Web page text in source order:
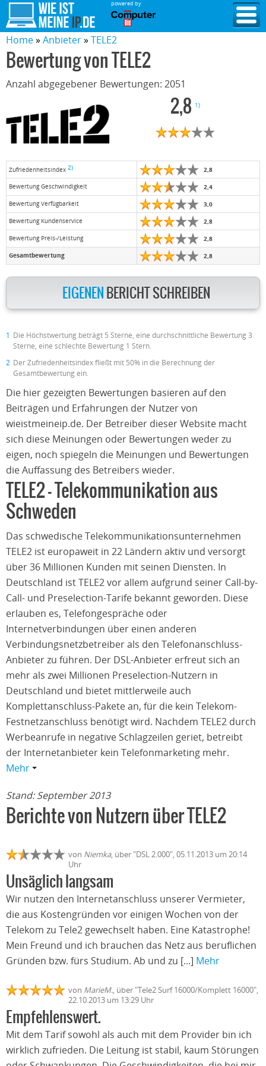
powered by
Home Anbieter TELE2
Bewertung vonTELE2
Anzahl abgegebener Bewertungen: 2051
2,8 1)
Zufriedenheitsindex 2) 2,8
Bewertung Geschwindigkeit 2,4
Bewertung Verfügbarkeit 3,0
Bewertung Kundenservice 2,8
Bewertung Preis-/Leistung 2,8
Gesamtbewertung 2,8
EIGENEN BERICHT SCHREIBEN
1 Die Höchstwertung beträgt 5 Sterne, eine durchschnittliche Bewertung 3
Sterne, eine schlechte Bewertung 1 Stern.
2 Der Zufriedenheitsindex fließt mit 50% in die Berechnung der
Gesamtbewertung ein.
Die hier gezeigten Bewertungen basieren auf den
Beiträgen und Erfahrungen der Nutzer von
wieistmeineip.de. Der Betreiber dieser Website macht
sich diese Meinungen oder Bewertungen weder zu
eigen, noch spiegeln die Meinungen und Bewertungen
die Auffassung des Betreibers wieder.
TELE2 – Telekommunikation aus
Schweden
Das schwedische Telekommunikationsunternehmen
TELE2 ist europaweit in 22 Ländern aktiv und versorgt
über 36 Millionen Kunden mit seinen Diensten. In
Deutschland ist TELE2 vor allem aufgrund seiner Call-by-
Call- und Preselection-Tarife bekannt geworden. Diese
erlauben es, Telefongespräche oder
Internetverbindungen über einen anderen
Verbindungsnetzbetreiber als den Telefonanschluss-
Anbieter zu führen. Der DSL-Anbieter erfreut sich an
mehr als zwei Millionen Preselection-Nutzern in
Deutschland und bietet mittlerweile auch
Komplettanschluss-Pakete an, für die kein Telekom-
Festnetzanschluss benötigt wird. Nachdem TELE2 durch
Werbeanrufe in negative Schlagzeilen geriet, betreibt
der Internetanbieter kein Telefonmarketing mehr.
Mehr
Stand: September 2013
Berichte von Nutzern über TELE2
von Niemka, über "DSL 2.000", 05.11.2013 um 20:14
Uhr
Unsäglich langsam
Wir nutzen den Internetanschluss unserer Vermieter,
die aus Kostengründen vor einigen Wochen von der
Telekom zu Tele2 gewechselt haben. Eine Katastrophe!
Mein Freund und ich brauchen das Netz aus beruflichen
Gründen bzw. fürs Studium. Ab und zu [...] Mehr
von MarieM., über "Tele2 Surf 16000/Komplett 16000",
22.10.2013 um 13:29 Uhr
Empfehlenswert.
Mit dem Tarif sowohl als auch mit dem Provider bin ich
wirklich zufrieden. Die Leitung ist stabil, kaum Störungen